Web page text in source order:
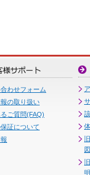
わせフォーム
の取り扱い
ご質問(FAQ)
証について